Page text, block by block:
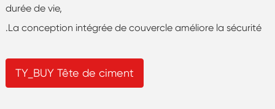
durée de vie,
.La conception intégrée de couvercle améliore la sécurité
TY_BUY Tête de ciment